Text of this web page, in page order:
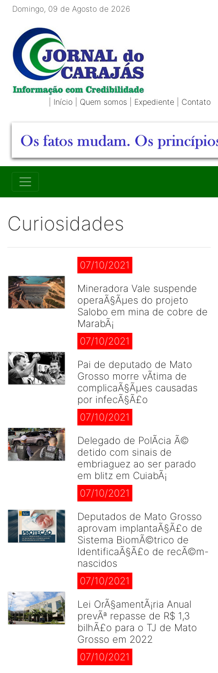
Domingo, 09 de Agosto de 2026
Início Quem somos Expediente Contato
Curiosidades
07/10/2021
Mineradora Vale suspende
operaÃ§Ãµes do projeto
Salobo em mina de cobre de
MarabÃ¡
07/10/2021
Pai de deputado de Mato
Grosso morre vÃ­tima de
complicaÃ§Ãµes causadas
por infecÃ§Ã£o
07/10/2021
Delegado de PolÃ­cia Ã©
detido com sinais de
embriaguez ao ser parado
em blitz em CuiabÃ¡
07/10/2021
Deputados de Mato Grosso
aprovam implantaÃ§Ã£o de
Sistema BiomÃ©trico de
IdentificaÃ§Ã£o de recÃ©m-
nascidos
07/10/2021
Lei OrÃ§amentÃ¡ria Anual
prevÃª repasse de R$ 1,3
bilhÃ£o para o TJ de Mato
Grosso em 2022
07/10/2021